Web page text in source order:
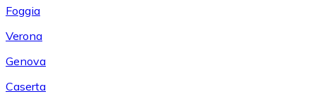
Foggia
Verona
Genova
Caserta